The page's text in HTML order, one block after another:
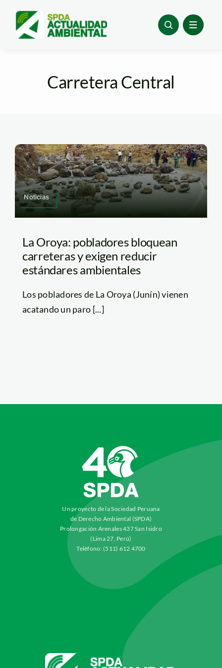
content
Carretera Central
Noticias
La Oroya: pobladores bloquean
carreteras y exigen reducir
estándares ambientales
Los pobladores de La Oroya (Junín) vienen
acatando un paro [...]
Un proyecto de la Sociedad Peruana
de Derecho Ambiental (SPDA)
Prolongación Arenales 437 San Isidro
(Lima 27, Perú)
Teléfono: (511) 612 4700